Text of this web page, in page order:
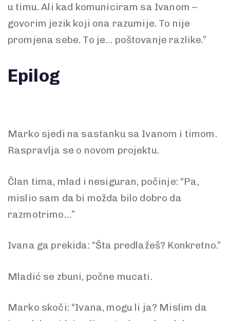
u timu. Ali kad komuniciram sa Ivanom –
govorim jezik koji ona razumije. To nije
promjena sebe. To je… poštovanje razlike.”
Epilog
Marko sjedi na sastanku sa Ivanom i timom.
Raspravlja se o novom projektu.
Član tima, mlad i nesiguran, počinje: “Pa,
mislio sam da bi možda bilo dobro da
razmotrimo…”
Ivana ga prekida: “Šta predlažeš? Konkretno.”
Mladić se zbuni, počne mucati.
Marko skoči: “Ivana, mogu li ja? Mislim da